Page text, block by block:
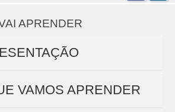
APRENDER
VAMOS APRENDER